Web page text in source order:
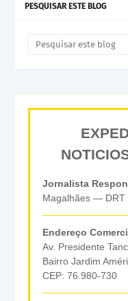
PESQUISAR ESTE BLOG
Jornalista
Magalhães — DRT
Endereço
Av. Presidente
Bairro Jardim
CEP: 76.980-730